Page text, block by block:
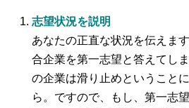
志望状況を説明
あなたの正直な状況を伝えま
合企業を第一志望と答えてし
の企業は滑り止めということ
ら。ですので、もし、第一志